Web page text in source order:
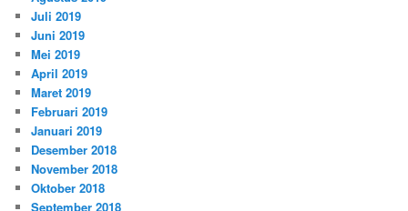
Juli 2019
Juni 2019
Mei 2019
April 2019
Maret 2019
Februari 2019
Januari 2019
Desember 2018
November 2018
Oktober 2018
September 2018